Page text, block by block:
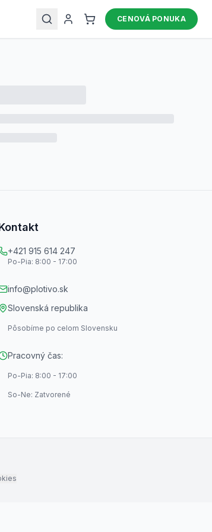
CENOVÁ PONUKA
+421 915 614 247
Po-Pia: 8:00 - 17:00
info@plotivo.sk
Slovenská republika
Pôsobíme po celom Slovensku
Pracovný čas:
Po-Pia: 8:00 - 17:00
So-Ne: Zatvorené